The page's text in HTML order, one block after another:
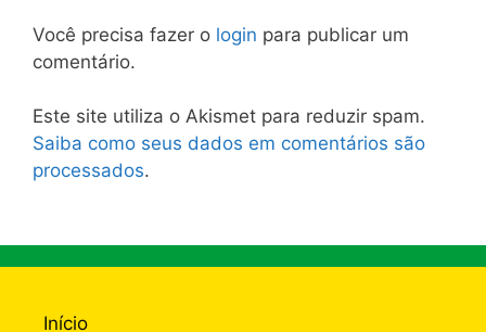
Você precisa fazer o login para publicar um
comentário.
Este site utiliza o Akismet para reduzir spam.
Saiba como seus dados em comentários são
processados.
Início